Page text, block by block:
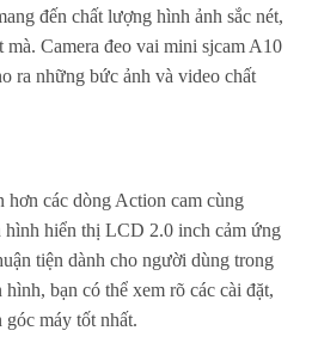
đến chất lượng hình ảnh sắc nét,
Camera đeo vai mini sjcam A10
ra những bức ảnh và video chất
các dòng Action cam cùng
hình hiển thị LCD 2.0 inch cảm ứng
tiện dành cho người dùng trong
bạn có thể xem rõ các cài đặt,
máy tốt nhất.